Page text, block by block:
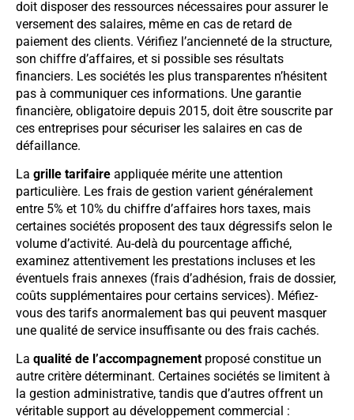
doit disposer des ressources nécessaires pour assurer le
versement des salaires, même en cas de retard de
paiement des clients. Vérifiez l’ancienneté de la structure,
son chiffre d’affaires, et si possible ses résultats
financiers. Les sociétés les plus transparentes n’hésitent
pas à communiquer ces informations. Une garantie
financière, obligatoire depuis 2015, doit être souscrite par
ces entreprises pour sécuriser les salaires en cas de
défaillance.
La grille tarifaire appliquée mérite une attention
particulière. Les frais de gestion varient généralement
entre 5% et 10% du chiffre d’affaires hors taxes, mais
certaines sociétés proposent des taux dégressifs selon le
volume d’activité. Au-delà du pourcentage affiché,
examinez attentivement les prestations incluses et les
éventuels frais annexes (frais d’adhésion, frais de dossier,
coûts supplémentaires pour certains services). Méfiez-
vous des tarifs anormalement bas qui peuvent masquer
une qualité de service insuffisante ou des frais cachés.
La qualité de l’accompagnement proposé constitue un
autre critère déterminant. Certaines sociétés se limitent à
la gestion administrative, tandis que d’autres offrent un
véritable support au développement commercial :